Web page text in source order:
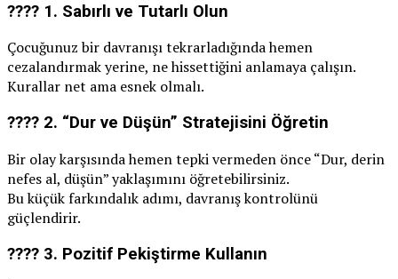
???? 1. Sabırlı ve Tutarlı Olun
Çocuğunuz bir davranışı tekrarladığında hemen
cezalandırmak yerine, ne hissettiğini anlamaya çalışın.
Kurallar net ama esnek olmalı.
???? 2. “Dur ve Düşün” Stratejisini Öğretin
Bir olay karşısında hemen tepki vermeden önce “Dur, derin
nefes al, düşün” yaklaşımını öğretebilirsiniz.
Bu küçük farkındalık adımı, davranış kontrolünü
güçlendirir.
???? 3. Pozitif Pekiştirme Kullanın